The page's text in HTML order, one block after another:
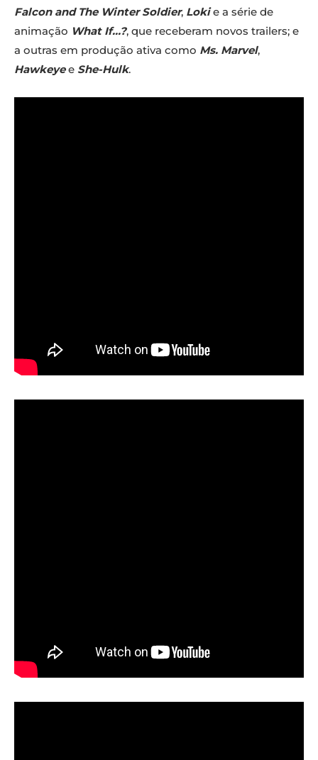
Falcon and The Winter Soldier, Lokie a série de
animação What If…?, que receberam novos trailers; e
a outras em produção ativa como Ms. Marvel,
Hawkeyee She-Hulk.